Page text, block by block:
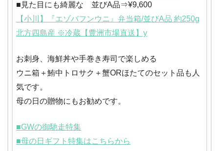
■見た目にも綺麗な 並びA品⇒¥9,600
【小川】『エゾバフンウニ』弁当箱/並びA品 約250g
北方四島産 ※冷蔵【豊洲市場直送】y
お刺身、海鮮丼や手巻き寿司で楽しめる
ウニ箱＋鮪中トロサク＋蟹ORほたてのセット品も人
気です。
母の日の贈物にもお勧めです。
■GWの御馳走特集
■母の日ギフト特集はこちらから